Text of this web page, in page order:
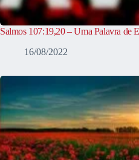
Salmos 107:19,20 – Uma Palavra de
16/08/2022